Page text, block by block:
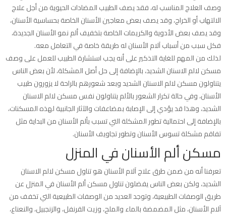
وصف العلاج المناسب له، فقد يصف الطبيب المضادات الحيوية من أجل علاج
الالتهاب أو الخراج، وقد يصف بعض معاجين الأسنان الخاصة بحساسية الأسنان،
وقد يصف بعض الأدوية والكريمات الخاصة بتخفيف ألم نمو الأسنان الجديدة،
فكل سبب من أسباب آلام الأسنان له طريقة خاصة في التعامل معه.
لذلك من المهم للغاية التذكير على أنه يجب استشارة الطبيب للعمل على وصف
مسكن لالم الاسنان الشديد، بالإضافة إلى حل أصل المشكلة، لأن بعض الناس
يتناولون مسكن لالم الاسنان الشديد وبعد شعورهم بالراحة لا يزورون طبيب
الأسنان، وفي حالة تكرار الشعور بالألم يتناولون نفس مسكن لالم الاسنان
الشديد، وهذا قد يؤدي إلى الإصابة بمضاعفات والآثار الجانبية لهذه المسكنات،
بالإضافة إلى احتمالية تطور المشكلة التي تسبب بألم الأسنان من البداية مثل
تفاقم مشكلة تسوس الأسنان وتطور تجاويف الأسنان.
مسكن ألم الأسنان في المنزل
تعرفنا أنه من ضمن طرق علاج آلام الأسنان هو تناول مسكن لالم الاسنان
الشديد، ولكن بعض الناس يفضلون تناول مسكن ألم الأسنان في المنزل عن
طريق الوصفات الطبيعية، وتوجد العديد من الوصفات الطبيعية التي تخفف من
آلام الأسنان، مثل المضمضة بالماء والملح، وزيت القرنفل، والزنجبيل، والنعناع،